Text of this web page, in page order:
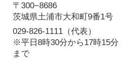
〒300−8686
茨城県土浦市大和町9番1号
029-826-1111（代表）
※平日8時30分から17時15分
まで